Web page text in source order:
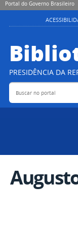
Portal do Governo Brasileiro
PRESIDÊNCIA DA
Buscar no portal